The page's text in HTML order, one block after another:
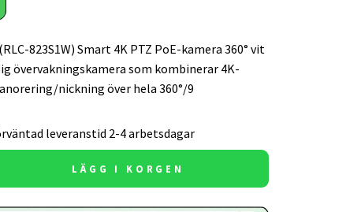
823S1W) Smart 4K PTZ PoE-kamera 360° vit
övervakningskamera som kombinerar 4K-
nickning över hela 360°/9
leveranstid 2-4 arbetsdagar
LÄGG I KORGEN